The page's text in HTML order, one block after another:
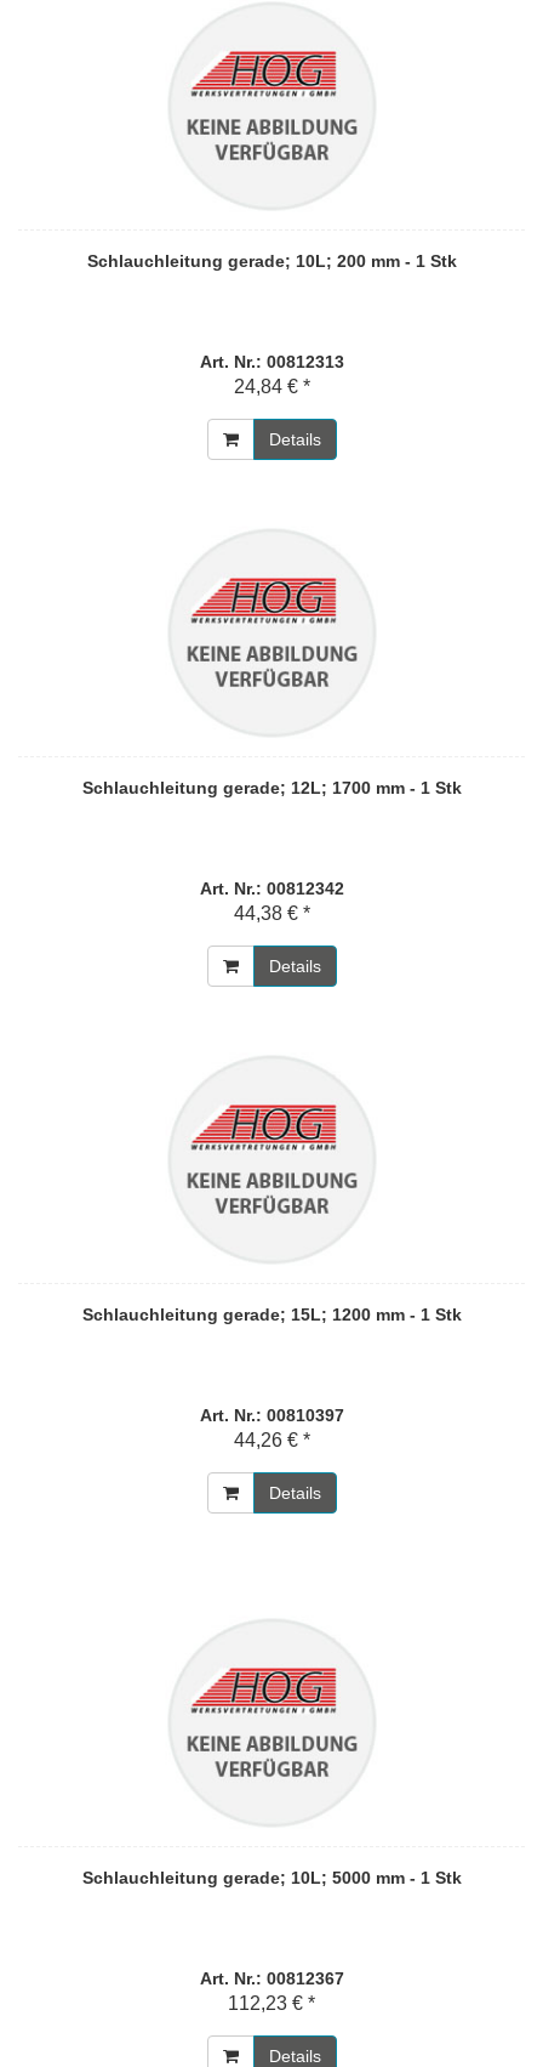
Schlauchleitung gerade; 10L; 200 mm - 1 Stk
Art. Nr.: 00812313
24,84 € *
Details
Schlauchleitung gerade; 12L; 1700 mm - 1 Stk
Art. Nr.: 00812342
44,38 € *
Details
Schlauchleitung gerade; 15L; 1200 mm - 1 Stk
Art. Nr.: 00810397
44,26 € *
Details
Schlauchleitung gerade; 10L; 5000 mm - 1 Stk
Art. Nr.: 00812367
112,23 € *
Details